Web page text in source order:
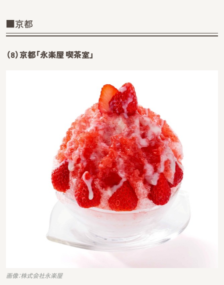
■京都
（8）京都「永楽屋 喫茶室」
画像：株式会社永楽屋